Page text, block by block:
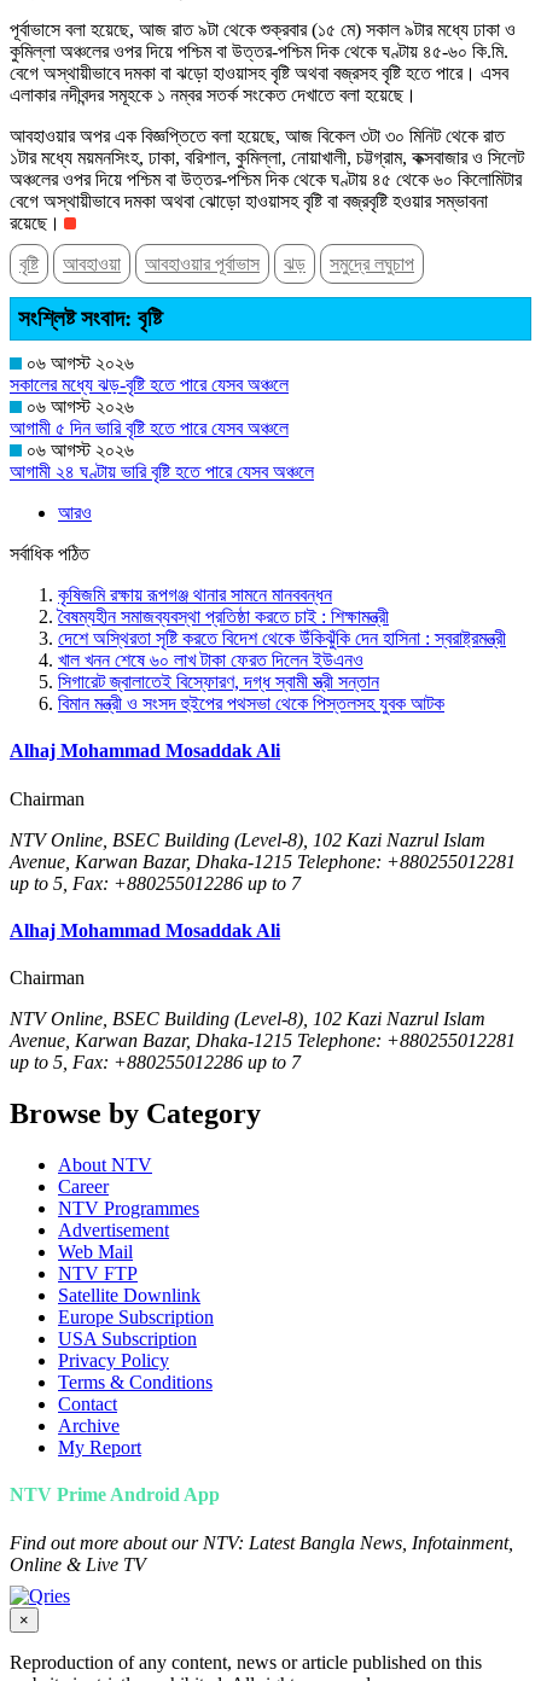
পূর্বাভাসে বলা হয়েছে, আজ রাত ৯টা থেকে শুক্রবার (১৫ মে) সকাল ৯টার মধ্যে ঢাকা ও
কুমিল্লা অঞ্চলের ওপর দিয়ে পশ্চিম বা উত্তর-পশ্চিম দিক থেকে ঘণ্টায় ৪৫-৬০ কি.মি.
বেগে অস্থায়ীভাবে দমকা বা ঝড়ো হাওয়াসহ বৃষ্টি অথবা বজ্রসহ বৃষ্টি হতে পারে। এসব
এলাকার নদীবন্দর সমূহকে ১ নম্বর সতর্ক সংকেত দেখাতে বলা হয়েছে।
আবহাওয়ার অপর এক বিজ্ঞপ্তিতে বলা হয়েছে, আজ বিকেল ৩টা ৩০ মিনিট থেকে রাত
১টার মধ্যে ময়মনসিংহ, ঢাকা, বরিশাল, কুমিল্লা, নোয়াখালী, চট্টগ্রাম, কক্সবাজার ও সিলেট
অঞ্চলের ওপর দিয়ে পশ্চিম বা উত্তর-পশ্চিম দিক থেকে ঘণ্টায় ৪৫ থেকে ৬০ কিলোমিটার
বেগে অস্থায়ীভাবে দমকা অথবা ঝোড়ো হাওয়াসহ বৃষ্টি বা বজ্রবৃষ্টি হওয়ার সম্ভাবনা
রয়েছে।
বৃষ্টি
আবহাওয়া আবহাওয়ার পূর্বাভাস ঝড় সমুদ্রে লঘুচাপ
সংশ্লিষ্ট সংবাদ: বৃষ্টি
০৬ আগস্ট ২০২৬
সকালের মধ্যে ঝড়-বৃষ্টি হতে পারে যেসব অঞ্চলে
০৬ আগস্ট ২০২৬
আগামী ৫ দিন ভারি বৃষ্টি হতে পারে যেসব অঞ্চলে
০৬ আগস্ট ২০২৬
আগামী ২৪ ঘণ্টায় ভারি বৃষ্টি হতে পারে যেসব অঞ্চলে
আরও
সর্বাধিক পঠিত
কৃষিজমি রক্ষায় রূপগঞ্জ থানার সামনে মানববন্ধন
বৈষম্যহীন সমাজব্যবস্থা প্রতিষ্ঠা করতে চাই : শিক্ষামন্ত্রী
দেশে অস্থিরতা সৃষ্টি করতে বিদেশ থেকে উঁকিঝুঁকি দেন হাসিনা : স্বরাষ্ট্রমন্ত্রী
খাল খনন শেষে ৬০ লাখ টাকা ফেরত দিলেন ইউএনও
সিগারেট জ্বালাতেই বিস্ফোরণ, দগ্ধ স্বামী স্ত্রী সন্তান
বিমান মন্ত্রী ও সংসদ হুইপের পথসভা থেকে পিস্তলসহ যুবক আটক
Alhaj Mohammad Mosaddak Ali
Chairman
NTV Online, BSEC Building (Level-8), 102 Kazi Nazrul Islam
Avenue, Karwan Bazar, Dhaka-1215 Telephone: +880255012281
up to 5, Fax: +880255012286 up to 7
Alhaj Mohammad Mosaddak Ali
Chairman
NTV Online, BSEC Building (Level-8), 102 Kazi Nazrul Islam
Avenue, Karwan Bazar, Dhaka-1215 Telephone: +880255012281
up to 5, Fax: +880255012286 up to 7
Browse by Category
About NTV
Career
NTV Programmes
Advertisement
Web Mail
NTV FTP
Satellite Downlink
Europe Subscription
USA Subscription
Privacy Policy
Terms & Conditions
Contact
Archive
My Report
NTV Prime Android App
Find out more about our NTV: Latest Bangla News, Infotainment,
Online & Live TV
×
Reproduction of any content, news or article published on this